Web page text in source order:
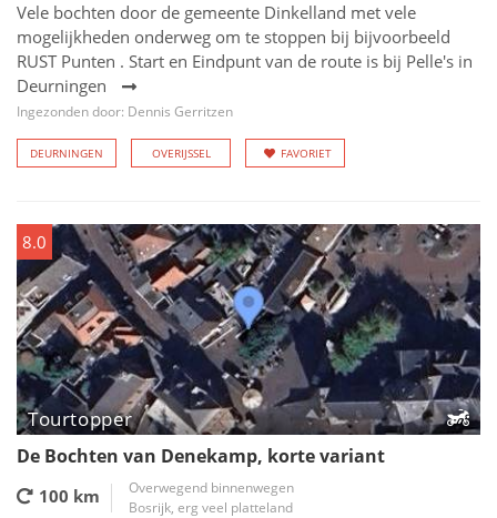
Vele bochten door de gemeente Dinkelland met vele
mogelijkheden onderweg om te stoppen bij bijvoorbeeld
RUST Punten . Start en Eindpunt van de route is bij Pelle's in
Deurningen
Ingezonden door: Dennis Gerritzen
DEURNINGEN OVERIJSSEL FAVORIET
8.0
Tourtopper
De Bochten van Denekamp, korte variant
100 km
Overwegend binnenwegen
Bosrijk, erg veel platteland